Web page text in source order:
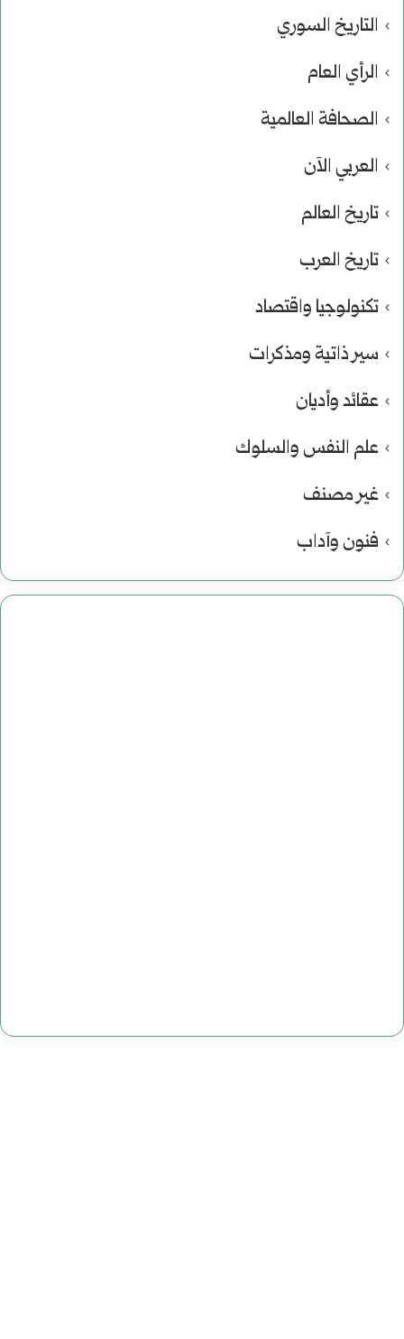
التاريخ السوري
الرأي العام
الصحافة العالمية
العربي الآن
تاريخ العالم
تاريخ العرب
تكنولوجيا واقتصاد
سير ذاتية ومذكرات
عقائد وأديان
علم النفس والسلوك
غير مصنف
فنون وآداب